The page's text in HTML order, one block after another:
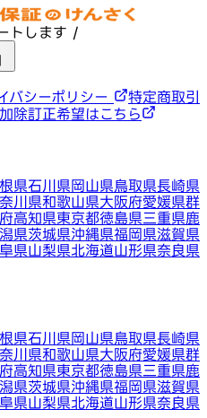
トします /
バシーポリシー
特定商取引
除訂正希望はこちら
県石川県岡山県鳥取県長崎県
川県和歌山県大阪府愛媛県群
高知県東京都徳島県三重県鹿
県茨城県沖縄県福岡県滋賀県
県山梨県北海道山形県奈良県
県石川県岡山県鳥取県長崎県
川県和歌山県大阪府愛媛県群
高知県東京都徳島県三重県鹿
県茨城県沖縄県福岡県滋賀県
県山梨県北海道山形県奈良県